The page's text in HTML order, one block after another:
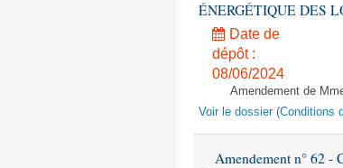
ÉNERGÉTIQUE DES
Date de
dépôt :
08/06/2024
Amendement de
Voir le dossier (Conditions
Amendement n° 62